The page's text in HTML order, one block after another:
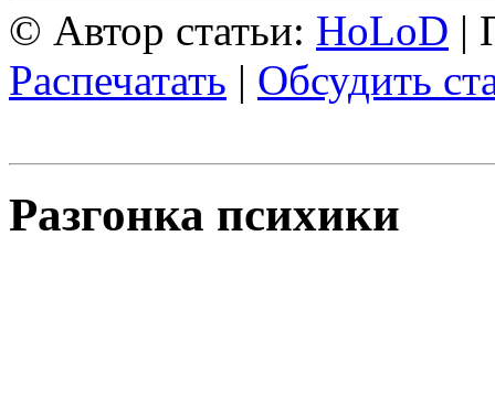
© Автор статьи: HoLoD |
Распечатать | Обсудить
Разгонка психики